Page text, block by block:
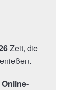
Zeit, die
Online-